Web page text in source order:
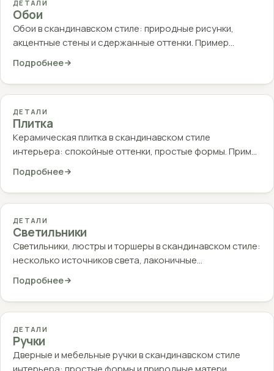
ДЕТАЛИ
Обои
Обои в скандинавском стиле: природные рисунки,
акцентные стены и сдержанные оттенки. Пример…
Подробнее
ДЕТАЛИ
Плитка
Керамическая плитка в скандинавском стиле
интерьера: спокойные оттенки, простые формы. Прим…
Подробнее
ДЕТАЛИ
Светильники
Светильники, люстры и торшеры в скандинавском стиле:
несколько источников света, лаконичные…
Подробнее
ДЕТАЛИ
Ручки
Дверные и мебельные ручки в скандинавском стиле